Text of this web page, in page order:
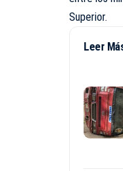
Superior.
Leer